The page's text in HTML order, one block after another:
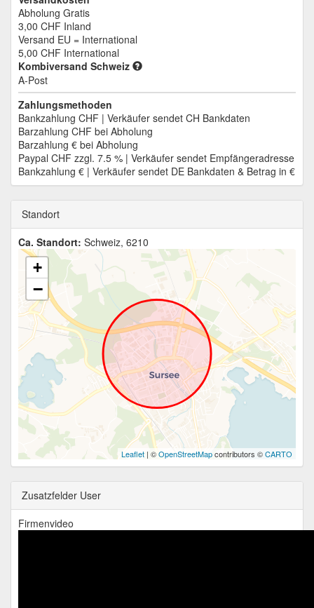
Abholung Gratis
3,00 CHF Inland
Versand EU = International
5,00 CHF International
Kombiversand Schweiz
A-Post
Zahlungsmethoden
Bankzahlung CHF | Verkäufer sendet CH Bankdaten
Barzahlung CHF bei Abholung
Barzahlung € bei Abholung
Paypal CHF zzgl. 7.5 % | Verkäufer sendet Empfängeradresse
Bankzahlung € | Verkäufer sendet DE Bankdaten & Betrag in €
Standort
Ca. Standort: Schweiz, 6210
+
−
Leaflet | ©OpenStreetMapcontributors ©CARTO
Zusatzfelder User
Firmenvideo